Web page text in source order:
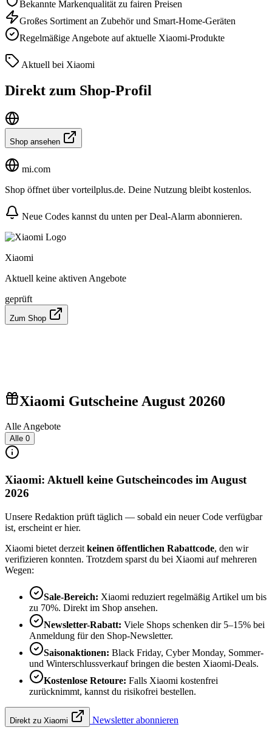
Bekannte Markenqualität zu fairen Preisen
Großes Sortiment an Zubehör und Smart-Home-Geräten
Regelmäßige Angebote auf aktuelle Xiaomi-Produkte
Aktuell bei Xiaomi
Direkt zum Shop-Profil
Shop ansehen
mi.com
Shop öffnet über vorteilplus.de. Deine Nutzung bleibt kostenlos.
Neue Codes kannst du unten per Deal-Alarm abonnieren.
Xiaomi
Aktuell keine aktiven Angebote
geprüft
Zum Shop
Xiaomi Gutscheine August 20260
Alle Angebote
Alle 0
Xiaomi: Aktuell keine Gutscheincodes im August
2026
Unsere Redaktion prüft täglich — sobald ein neuer Code verfügbar
ist, erscheint er hier.
Xiaomi bietet derzeit keinen öffentlichen Rabattcode, den wir
verifizieren konnten. Trotzdem sparst du bei Xiaomi auf mehreren
Wegen:
Sale-Bereich: Xiaomi reduziert regelmäßig Artikel um bis
zu 70%. Direkt im Shop ansehen.
Newsletter-Rabatt: Viele Shops schenken dir 5–15% bei
Anmeldung für den Shop-Newsletter.
Saisonaktionen: Black Friday, Cyber Monday, Sommer-
und Winterschlussverkauf bringen die besten Xiaomi-Deals.
Kostenlose Retoure: Falls Xiaomi kostenfrei
zurücknimmt, kannst du risikofrei bestellen.
Direkt zu Xiaomi Newsletter abonnieren